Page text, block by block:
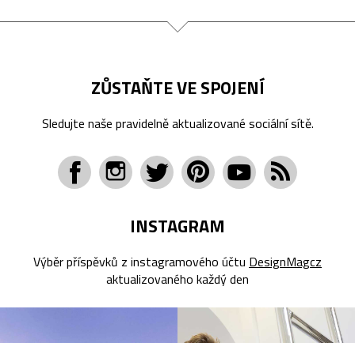
ZŮSTAŇTE VE SPOJENÍ
Sledujte naše pravidelně aktualizované sociální sítě.
INSTAGRAM
Výběr příspěvků z instagramového účtu DesignMagcz
aktualizovaného každý den